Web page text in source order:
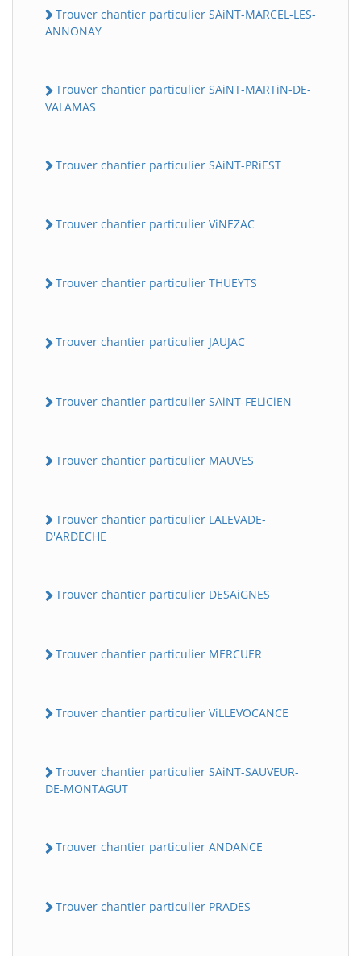
Trouver chantier particulier SAiNT-MARCEL-LES-
ANNONAY
Trouver chantier particulier SAiNT-MARTiN-DE-
VALAMAS
Trouver chantier particulier SAiNT-PRiEST
Trouver chantier particulier ViNEZAC
Trouver chantier particulier THUEYTS
Trouver chantier particulier JAUJAC
Trouver chantier particulier SAiNT-FELiCiEN
Trouver chantier particulier MAUVES
Trouver chantier particulier LALEVADE-
D'ARDECHE
Trouver chantier particulier DESAiGNES
Trouver chantier particulier MERCUER
Trouver chantier particulier ViLLEVOCANCE
Trouver chantier particulier SAiNT-SAUVEUR-
DE-MONTAGUT
Trouver chantier particulier ANDANCE
Trouver chantier particulier PRADES